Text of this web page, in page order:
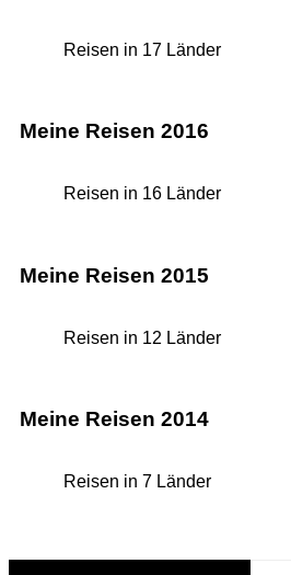
Reisen in 17 Länder
Meine Reisen 2016
Reisen in 16 Länder
Meine Reisen 2015
Reisen in 12 Länder
Meine Reisen 2014
Reisen in 7 Länder